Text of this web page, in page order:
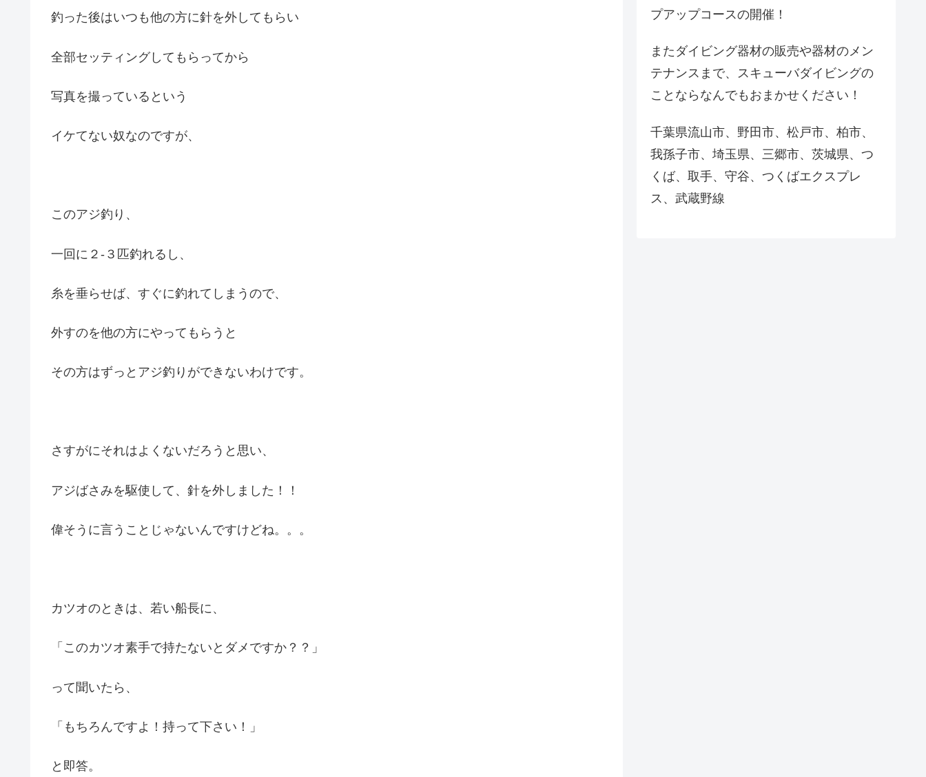
釣った後はいつも他の方に針を外してもらい
全部セッティングしてもらってから
写真を撮っているという
イケてない奴なのですが、
このアジ釣り、
一回に２-３匹釣れるし、
糸を垂らせば、すぐに釣れてしまうので、
外すのを他の方にやってもらうと
その方はずっとアジ釣りができないわけです。
さすがにそれはよくないだろうと思い、
アジばさみを駆使して、針を外しました！！
偉そうに言うことじゃないんですけどね。。。
カツオのときは、若い船長に、
「このカツオ素手で持たないとダメですか？？」
って聞いたら、
「もちろんですよ！持って下さい！」
と即答。
プアップコースの開催！
またダイビング器材の販売や器材のメン
テナンスまで、スキューバダイビングの
ことならなんでもおまかせください！
千葉県流山市、野田市、松戸市、柏市、
我孫子市、埼玉県、三郷市、茨城県、つ
くば、取手、守谷、つくばエクスプレ
ス、武蔵野線